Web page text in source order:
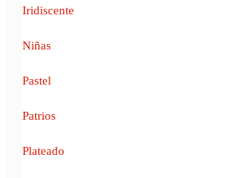
Iridiscente
Niñas
Pastel
Patrios
Plateado